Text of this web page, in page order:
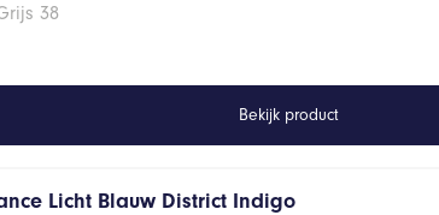
38
Bekijk product
Licht Blauw District Indigo